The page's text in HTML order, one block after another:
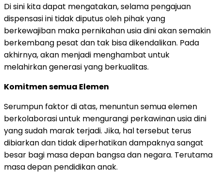
Di sini kita dapat mengatakan, selama pengajuan
dispensasi ini tidak diputus oleh pihak yang
berkewajiban maka pernikahan usia dini akan semakin
berkembang pesat dan tak bisa dikendalikan. Pada
akhirnya, akan menjadi menghambat untuk
melahirkan generasi yang berkualitas.
Komitmen semua Elemen
Serumpun faktor di atas, menuntun semua elemen
berkolaborasi untuk mengurangi perkawinan usia dini
yang sudah marak terjadi. Jika, hal tersebut terus
dibiarkan dan tidak diperhatikan dampaknya sangat
besar bagi masa depan bangsa dan negara. Terutama
masa depan pendidikan anak.